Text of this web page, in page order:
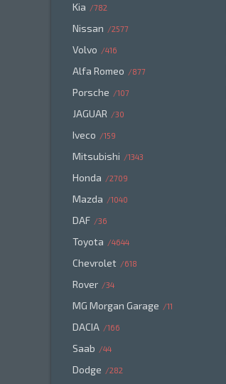
Kia 782
Nissan 2577
Volvo 416
Alfa Romeo 877
Porsche 107
JAGUAR 30
Iveco 159
Mitsubishi 1343
Honda 2709
Mazda 1040
DAF 36
Toyota 4644
Chevrolet 618
Rover 34
MG Morgan Garage 11
DACIA 166
Saab 44
Dodge 282